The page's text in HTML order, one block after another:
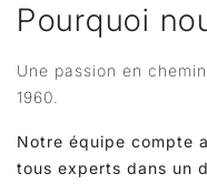
Pourquoi
Une passion en
1960.
Notre équipe compte
tous experts dans un